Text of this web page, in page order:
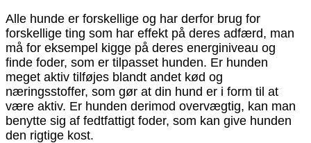
Alle hunde er forskellige og har derfor brug for
forskellige ting som har effekt på deres adfærd, man
må for eksempel kigge på deres energiniveau og
finde foder, som er tilpasset hunden. Er hunden
meget aktiv tilføjes blandt andet kød og
næringsstoffer, som gør at din hund er i form til at
være aktiv. Er hunden derimod overvægtig, kan man
benytte sig af fedtfattigt foder, som kan give hunden
den rigtige kost.